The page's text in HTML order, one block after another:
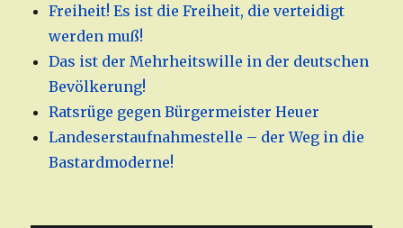
Freiheit! Es ist die Freiheit, die verteidigt
werden muß!
Das ist der Mehrheitswille in der deutschen
Bevölkerung!
Ratsrüge gegen Bürgermeister Heuer
Landeserstaufnahmestelle – der Weg in die
Bastardmoderne!